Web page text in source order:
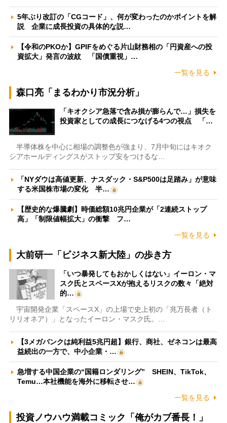
5年ぶり改訂の「CGコード」、何が変わったのかポイントを解
説 企業に成長投資の具体的な説…
【令和のPKOか】GPIFをめぐる片山財務相の「円資産への投
資拡大」発言の波紋 「国債重視」…
一覧を見る
森口亮「まるわかり市況分析」
「キオクシア急落で含み損が膨らんで…」損失を
投資家としての成長につなげる4つの視点 「…
半導体株を中心に相場の調整色が強まり、7月中旬にはキオク
シアホールディングスがストップ安をつけるな…
「NYダウは高値更新、ナスダック・S&P500は足踏み」が意味
する米国株市場の変化 半…
【歴史的な爆騰劇】時価総額10兆円企業が「2連続ストップ
高」「制限値幅拡大」の衝撃 フ…
一覧を見る
大前研一「ビジネス新大陸」の歩き方
「いつ暴発してもおかしくはない」イーロン・マ
スク氏とスペースXが抱えるリスクの数々「絶対
的…
宇宙開発企業「スペースX」の上場で史上初の「兆万長者（ト
リリオネア）」となったイーロン・マスク氏。…
【3メガバンクは純利益5兆円超】銀行、商社、ゼネコンは最高
益続出の一方で、中小企業・…
急増する中国企業の“国籍ロンダリング” SHEIN、TikTok、
Temu…本社機能を海外に移転させ…
一覧を見る
投資ノウハウ満載コミック「俺がカブ番長！」